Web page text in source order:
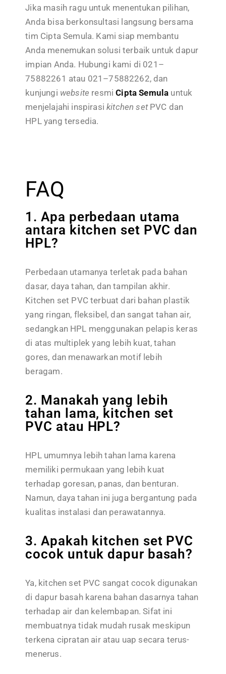
Jika masih ragu untuk menentukan pilihan,
Anda bisa berkonsultasi langsung bersama
tim Cipta Semula. Kami siap membantu
Anda menemukan solusi terbaik untuk dapur
impian Anda. Hubungi kami di 021–
75882261 atau 021–75882262, dan
kunjungi website resmiCipta Semula untuk
menjelajahi inspirasikitchen set PVC dan
HPL yang tersedia.
FAQ
1. Apa perbedaan utama
antara kitchen set PVC dan
HPL?
Perbedaan utamanya terletak pada bahan
dasar, daya tahan, dan tampilan akhir.
Kitchen set PVC terbuat dari bahan plastik
yang ringan, fleksibel, dan sangat tahan air,
sedangkan HPL menggunakan pelapis keras
di atas multiplek yang lebih kuat, tahan
gores, dan menawarkan motif lebih
beragam.
2. Manakah yang lebih
tahan lama, kitchen set
PVC atau HPL?
HPL umumnya lebih tahan lama karena
memiliki permukaan yang lebih kuat
terhadap goresan, panas, dan benturan.
Namun, daya tahan ini juga bergantung pada
kualitas instalasi dan perawatannya.
3. Apakah kitchen set PVC
cocok untuk dapur basah?
Ya, kitchen set PVC sangat cocok digunakan
di dapur basah karena bahan dasarnya tahan
terhadap air dan kelembapan. Sifat ini
membuatnya tidak mudah rusak meskipun
terkena cipratan air atau uap secara terus-
menerus.